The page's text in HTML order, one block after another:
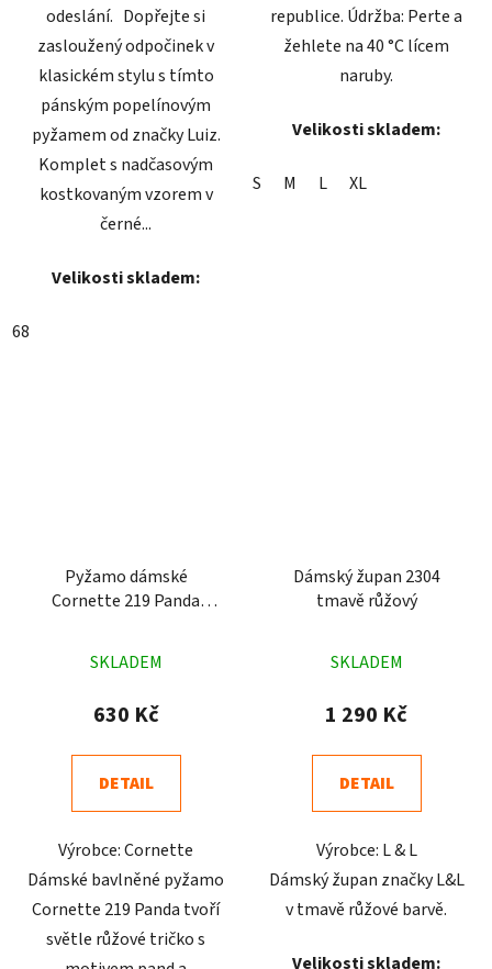
odeslání. Dopřejte si
zasloužený odpočinek v
klasickém stylu s tímto
pánským popelínovým
pyžamem od značky Luiz.
Komplet s nadčasovým
kostkovaným vzorem v
černé...
Velikosti skladem:
68
republice. Údržba: Perte a
žehlete na 40 °C lícem
naruby.
Velikosti skladem:
S M L XL
Pyžamo dámské
Cornette 219 Panda
hodnocení
produktu
4,6
z
hvězdiček.
SKLADEM
630 Kč
DETAIL
Výrobce: Cornette
Dámské bavlněné pyžamo
Cornette 219 Panda tvoří
světle růžové tričko s
Dámský župan 2304
tmavě růžový
hodnocení
produktu
4,7
z
hvězdiček.
SKLADEM
1 290 Kč
DETAIL
Výrobce: L & L
Dámský župan značky L&L
v tmavě růžové barvě.
Velikosti skladem: